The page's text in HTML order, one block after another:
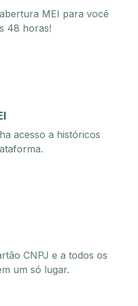
MEI para você
48 horas!
acesso a históricos
CNPJ e a todos os
um só lugar.